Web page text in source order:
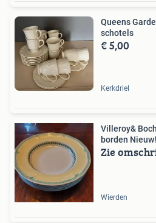
Queens
schotels
€ 5,00
Kerkdriel
Villeroy&
borden Nieuw!
Zie
Wierden